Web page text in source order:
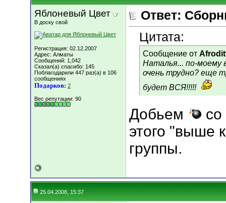
Яблоневый Цвет
В доску свой
Регистрация: 02.12.2007
Адрес: Алматы
Сообщений: 1,042
Сказал(а) спасибо: 145
Поблагодарили 447 раз(а) в 106
сообщениях
Подарков: 2
Вес репутации: 90
Ответ:
Цитата:
Сообщение от
Наталья... по-моему
очень трудно? еще
будет ВСЯ!!!!!
Добьем
этого "выше
группы.
25.04.2008, 15:37